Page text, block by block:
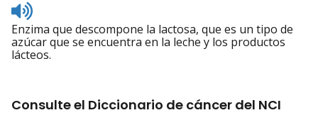
Listen
to
pronunciation
Enzima que descompone la lactosa, que es un tipo de
azúcar que se encuentra en la leche y los productos
lácteos.
Consulte el Diccionario de cáncer del NCI